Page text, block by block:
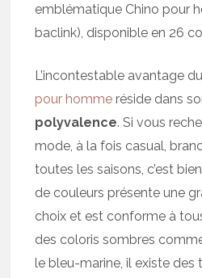
emblématique Chino pour
baclink), disponible en 26
L’incontestable avantage
pour homme réside dans
polyvalence. Si vous
mode, à la fois casual,
toutes les saisons, c’est
de couleurs présente une
choix et est conforme à
des coloris sombres
le bleu-marine, il existe des